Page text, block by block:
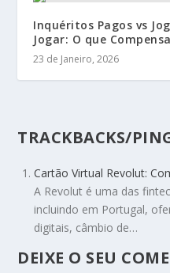
Inquéritos Pagos vs
Jogar: O que
23 de Janeiro, 2026
TRACKBACKS/
Cartão Virtual Revolut:
A Revolut é uma das
incluindo em Portugal,
digitais, câmbio de…
DEIXE O SEU